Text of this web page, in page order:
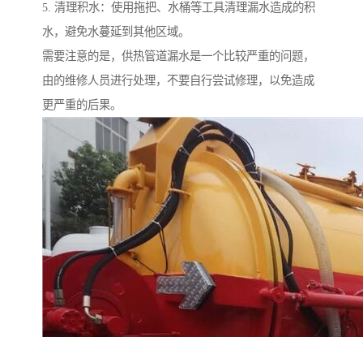
5. 清理积水：使用拖把、水桶等工具清理漏水造成的积
水，避免水蔓延到其他区域。
需要注意的是，供热管道漏水是一个比较严重的问题，
由的维修人员进行处理，不要自行尝试修理，以免造成
更严重的后果。